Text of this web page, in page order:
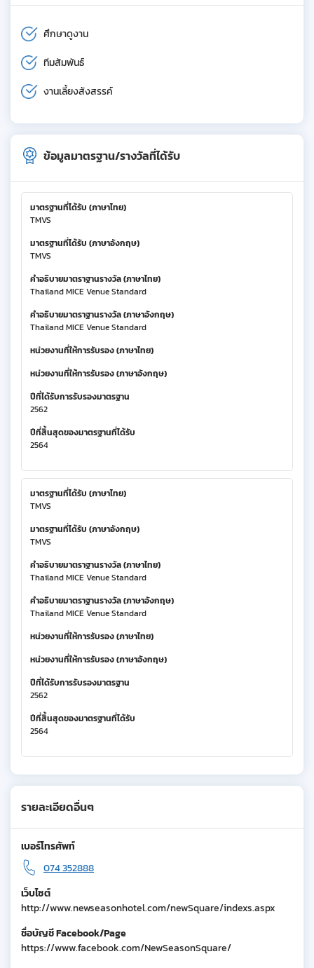
ศึกษาดูงาน
ทีมสัมพันธ์
งานเลี้ยงสังสรรค์
ข้อมูลมาตรฐาน/รางวัลที่ได้รับ
มาตรฐานที่ได้รับ (ภาษาไทย)
TMVS
มาตรฐานที่ได้รับ (ภาษาอังกฤษ)
TMVS
คำอธิบายมาตราฐานรางวัล (ภาษาไทย)
Thailand MICE Venue Standard
คำอธิบายมาตราฐานรางวัล (ภาษาอังกฤษ)
Thailand MICE Venue Standard
หน่วยงานที่ให้การรับรอง (ภาษาไทย)
หน่วยงานที่ให้การรับรอง (ภาษาอังกฤษ)
ปีที่ได้รับการรับรองมาตรฐาน
2562
ปีที่สิ้นสุดของมาตรฐานที่ได้รับ
2564
มาตรฐานที่ได้รับ (ภาษาไทย)
TMVS
มาตรฐานที่ได้รับ (ภาษาอังกฤษ)
TMVS
คำอธิบายมาตราฐานรางวัล (ภาษาไทย)
Thailand MICE Venue Standard
คำอธิบายมาตราฐานรางวัล (ภาษาอังกฤษ)
Thailand MICE Venue Standard
หน่วยงานที่ให้การรับรอง (ภาษาไทย)
หน่วยงานที่ให้การรับรอง (ภาษาอังกฤษ)
ปีที่ได้รับการรับรองมาตรฐาน
2562
ปีที่สิ้นสุดของมาตรฐานที่ได้รับ
2564
รายละเอียดอื่นๆ
เบอร์โทรศัพท์
074 352888
เว็บไซต์
http://www.newseasonhotel.com/newSquare/indexs.aspx
ชื่อบัญชี Facebook/Page
https://www.facebook.com/NewSeasonSquare/